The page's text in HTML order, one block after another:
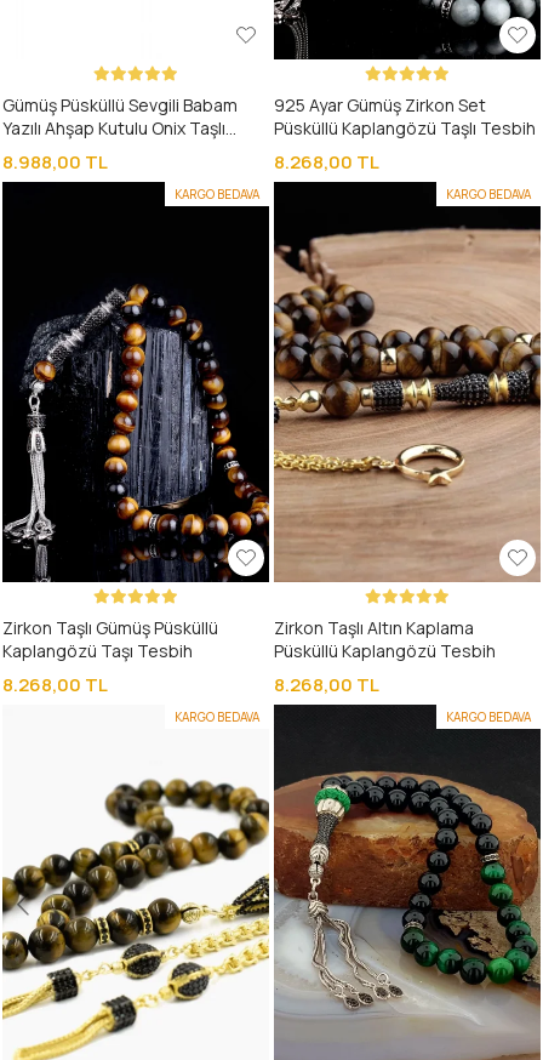
Gümüş Püsküllü Sevgili Babam
Yazılı Ahşap Kutulu Onix Taşlı
Tesbih
8.988,00 TL
925 Ayar Gümüş Zirkon Set
Püsküllü Kaplangözü Taşlı Tesbih
8.268,00 TL
KARGO BEDAVA
Zirkon Taşlı Gümüş Püsküllü
Kaplangözü Taşı Tesbih
8.268,00 TL
KARGO BEDAVA
Zirkon Taşlı Altın Kaplama
Püsküllü Kaplangözü Tesbih
8.268,00 TL
KARGO BEDAVA KARGO BEDAVA